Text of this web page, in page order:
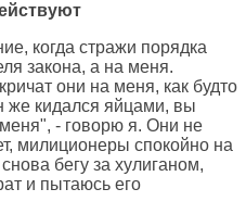
когда стражи порядка
закона, а на меня.
они на меня, как будто
же кидался яйцами, вы
- говорю я. Они не
милиционеры спокойно на
бегу за хулиганом,
и пытаюсь его